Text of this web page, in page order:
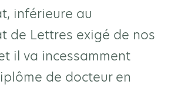
inférieure au
de Lettres exigé de nos
il va incessamment
de docteur en